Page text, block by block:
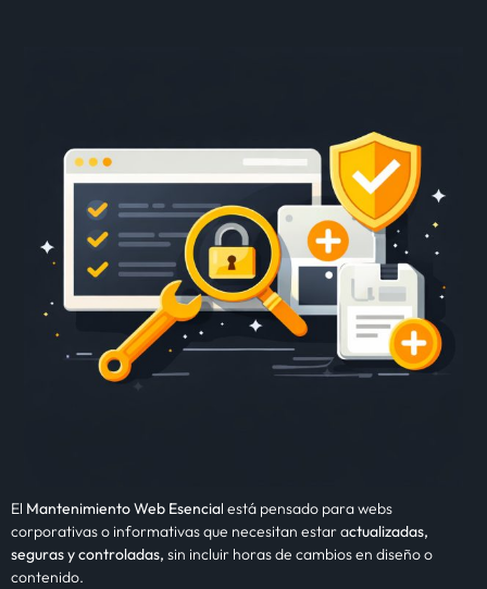
El Mantenimiento Web Esencial está pensado para webs
corporativas o informativas que necesitan estar actualizadas,
seguras y controladas, sin incluir horas de cambios en diseño o
contenido.